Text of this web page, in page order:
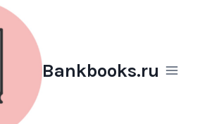
Bankbooks.ru